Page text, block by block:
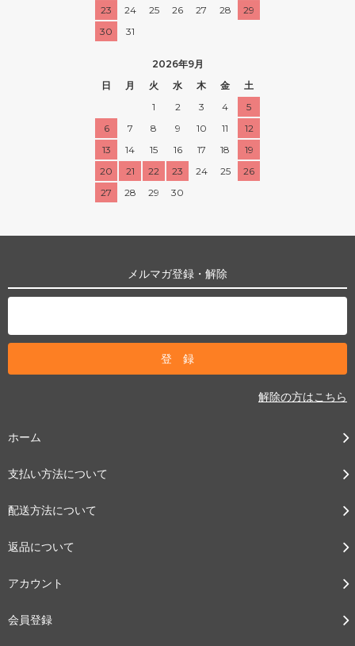
23
24 25 26 27 28
29
30
31
2026年9月
日
月 火 水 木 金
土
1
2 3 4
5
6
7 8 9 10 11
12
13
14 15 16 17 18
19
20
21 22 23 24 25
26
27
28 29 30
メルマガ登録・解除
解除の方はこちら
ホーム
支払い方法について
配送方法について
返品について
アカウント
会員登録